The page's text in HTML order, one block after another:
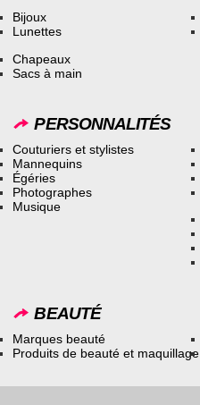
Bijoux
Lunettes
Chapeaux
Sacs à main
PERSONNALITÉS
Couturiers et stylistes
Mannequins
Égéries
Photographes
Musique
BEAUTÉ
Marques beauté
Produits de beauté et maquillage